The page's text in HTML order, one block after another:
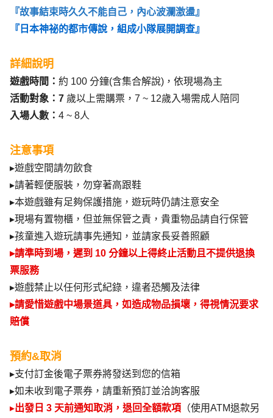
『故事結束時久久不能自己，內心波瀾激盪』
『日本神祕的都市傳說，組成小隊展開調查』
詳細說明
遊戲時間： 約 100 分鐘(含集合解說)，依現場為主
活動對象：7 歲以上需購票，7 ~ 12歲入場需成人陪同
入場人數： 4 ~ 8人
注意事項
▸遊戲空間請勿飲食
▸請著輕便服裝 ， 勿穿著高跟鞋
▸本遊戲雖有足夠保護措施，遊玩時仍請注意安全
▸現場有置物櫃，但並無保管之責，貴重物品請自行保管
▸孩童進入遊玩請事先通知，並請家長妥善照顧
▸請準時到場，遲到 10 分鐘以上得終止活動且不提供退換
票服務
▸遊戲禁止以任何形式紀錄，違者恐觸及法律
▸請愛惜遊戲中場景道具，如造成物品損壞，得視情況要求
賠償
預約&取消
▸支付訂金後電子票券將發送到您的信箱
▸如未收到電子票券，請重新預訂並洽詢客服
▸出發日 3 天前通知取消，退回全額款項 （使用ATM退款另